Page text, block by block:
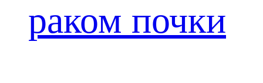
раком почки